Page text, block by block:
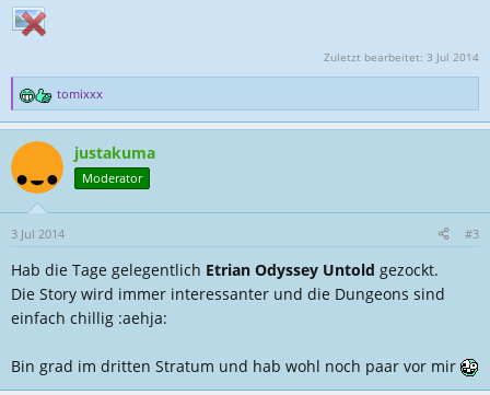
Zuletzt bearbeitet: 3 Jul 2014
R
e
t
o
n
n
:
tomixxx
justakuma
Moderator
3 Jul 2014 #3
Hab die Tage gelegentlich Etrian Odyssey Untold gezockt.
Die Story wird immer interessanter und die Dungeons sind
einfach chillig :aehja:
Bin grad im dritten Stratum und hab wohl noch paar vor mir